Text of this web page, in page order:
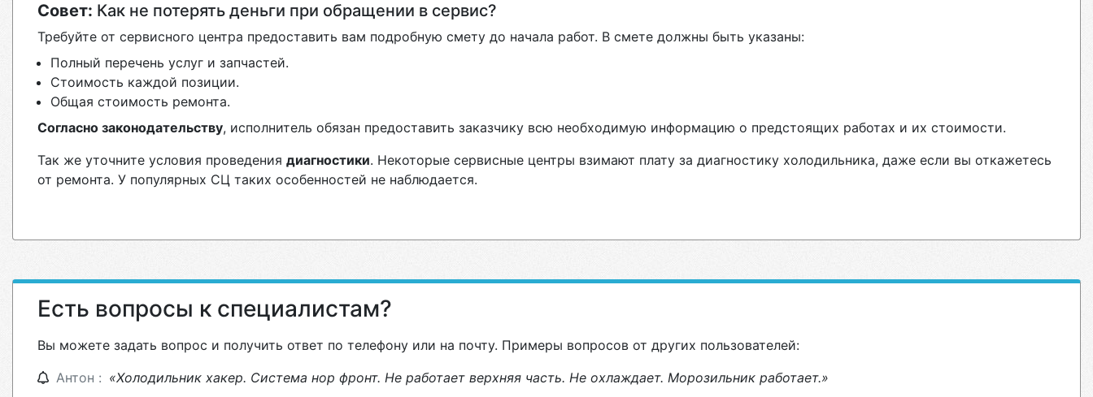
Совет: Как не потерять деньги при обращении в сервис?
Требуйте от сервисного центра предоставить вам подробную смету до начала работ. В смете должны быть указаны:
Полный перечень услуг и запчастей.
Стоимость каждой позиции.
Общая стоимость ремонта.
Согласно законодательству, исполнитель обязан предоставить заказчику всю необходимую информацию о предстоящих работах и их стоимости.
Так же уточните условия проведения диагностики. Некоторые сервисные центры взимают плату за диагностику холодильника, даже если вы откажетесь
от ремонта. У популярных СЦ таких особенностей не наблюдается.
Есть вопросы к специалистам?
Вы можете задать вопрос и получить ответ по телефону или на почту. Примеры вопросов от других пользователей:
Антон : «Холодильник хакер. Система нор фронт. Не работает верхняя часть. Не охлаждает. Морозильник работает.»